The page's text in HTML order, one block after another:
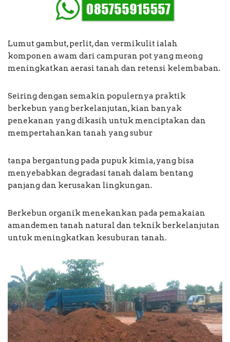
Lumut gambut, perlit, dan vermikulit ialah
komponen awam dari campuran pot yang meong
meningkatkan aerasi tanah dan retensi kelembaban.
Seiring dengan semakin populernya praktik
berkebun yang berkelanjutan, kian banyak
penekanan yang dikasih untuk menciptakan dan
mempertahankan tanah yang subur
tanpa bergantung pada pupuk kimia, yang bisa
menyebabkan degradasi tanah dalam bentang
panjang dan kerusakan lingkungan.
Berkebun organik menekankan pada pemakaian
amandemen tanah natural dan teknik berkelanjutan
untuk meningkatkan kesuburan tanah.